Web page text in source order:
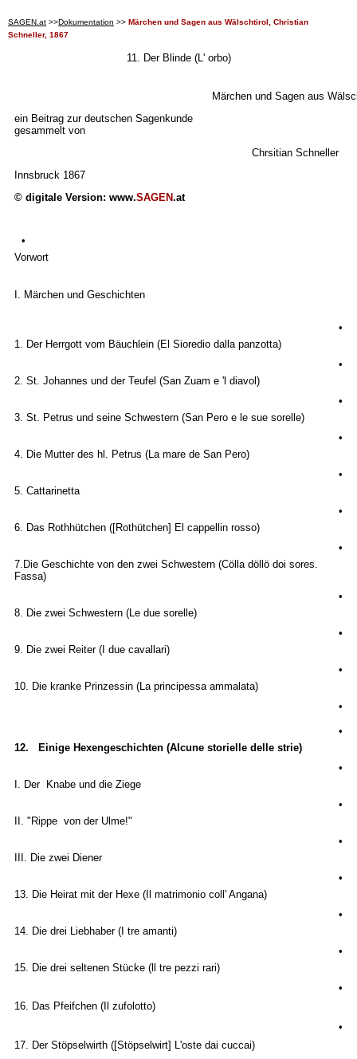
SAGEN.at >>Dokumentation >> Märchen und Sagen aus Wälschtirol, Christian
Schneller, 1867
11. Der Blinde (L' orbo)
Märchen und Sagen aus
ein Beitrag zur deutschen Sagenkunde
gesammelt von
Chrsitian Schneller
Innsbruck 1867
© digitale Version: www.SAGEN.at
•
Vorwort
I. Märchen und Geschichten
•
1. Der Herrgott vom Bäuchlein (El Sioredio dalla panzotta)
•
2. St. Johannes und der Teufel (San Zuam e 'l diavol)
•
3. St. Petrus und seine Schwestern (San Pero e le sue sorelle)
•
4. Die Mutter des hl. Petrus (La mare de San Pero)
•
5. Cattarinetta
•
6. Das Rothhütchen ([Rothütchen] El cappellin rosso)
•
7.Die Geschichte von den zwei Schwestern (Cölla döllö doi sores.
Fassa)
•
8. Die zwei Schwestern (Le due sorelle)
•
9. Die zwei Reiter (I due cavallari)
•
10. Die kranke Prinzessin (La principessa ammalata)
•
•
12. Einige Hexengeschichten (Alcune storielle delle strie)
•
I. Der Knabe und die Ziege
•
II. "Rippe von der Ulme!"
•
III. Die zwei Diener
•
13. Die Heirat mit der Hexe (Il matrimonio coll' Angana)
•
14. Die drei Liebhaber (I tre amanti)
•
15. Die drei seltenen Stücke (ll tre pezzi rari)
•
16. Das Pfeifchen (Il zufolotto)
•
17. Der Stöpselwirth ([Stöpselwirt] L'oste dai cuccai)